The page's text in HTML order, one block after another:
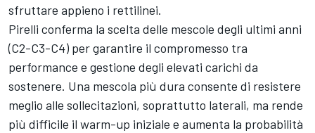
sfruttare appieno i rettilinei.
Pirelli conferma la scelta delle mescole degli ultimi anni
(C2-C3-C4) per garantire il compromesso tra
performance e gestione degli elevati carichi da
sostenere. Una mescola più dura consente di resistere
meglio alle sollecitazioni, soprattutto laterali, ma rende
più difficile il warm-up iniziale e aumenta la probabilità